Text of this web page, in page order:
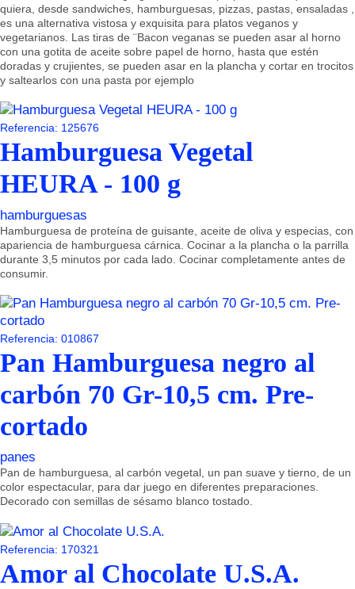
quiera, desde sandwiches, hamburguesas, pizzas, pastas, ensaladas ,
es una alternativa vistosa y exquisita para platos veganos y
vegetarianos. Las tiras de ¨Bacon veganas se pueden asar al horno
con una gotita de aceite sobre papel de horno, hasta que estén
doradas y crujientes, se pueden asar en la plancha y cortar en trocitos
y saltearlos con una pasta por ejemplo
Referencia: 125676
Hamburguesa Vegetal
HEURA - 100 g
hamburguesas
Hamburguesa de proteína de guisante, aceite de oliva y especias, con
apariencia de hamburguesa cárnica. Cocinar a la plancha o la parrilla
durante 3,5 minutos por cada lado. Cocinar completamente antes de
consumir.
Referencia: 010867
Pan Hamburguesa negro al
carbón 70 Gr-10,5 cm. Pre-
cortado
panes
Pan de hamburguesa, al carbón vegetal, un pan suave y tierno, de un
color espectacular, para dar juego en diferentes preparaciones.
Decorado con semillas de sésamo blanco tostado.
Referencia: 170321
Amor al Chocolate U.S.A.